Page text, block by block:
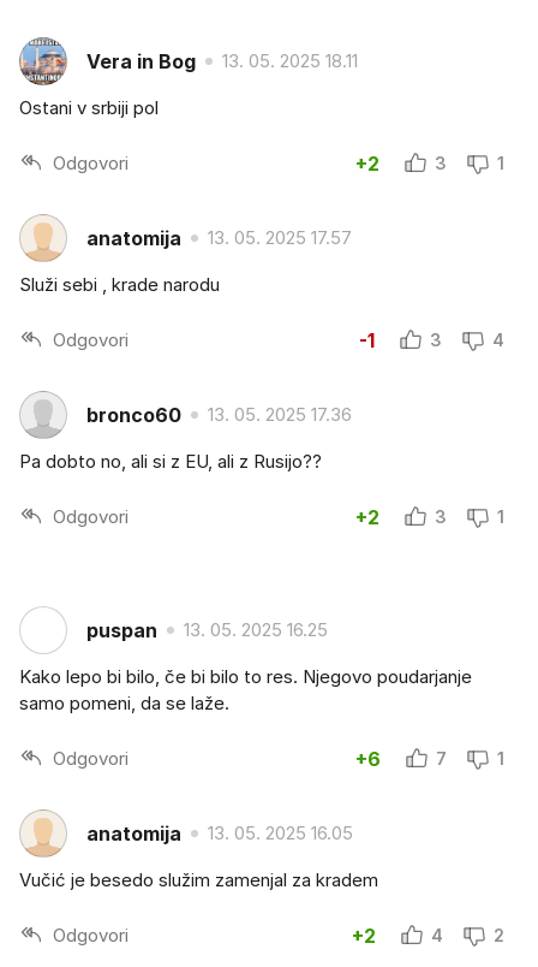
Vera in Bog 13. 05. 2025 18.11
Ostani v srbiji pol
Odgovori +2 3 1
anatomija 13. 05. 2025 17.57
Služi sebi , krade narodu
Odgovori -1 3 4
bronco60 13. 05. 2025 17.36
Pa dobto no, ali si z EU, ali z Rusijo??
Odgovori +2 3 1
puspan 13. 05. 2025 16.25
Kako lepo bi bilo, če bi bilo to res. Njegovo poudarjanje
samo pomeni, da se laže.
Odgovori +6 7 1
anatomija 13. 05. 2025 16.05
Vučić je besedo služim zamenjal za kradem
Odgovori +2 4 2